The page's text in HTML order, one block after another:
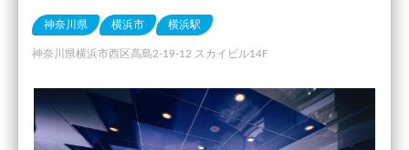
神奈川県 横浜市 横浜駅
神奈川県横浜市西区高島2-19-12 スカイビル14F